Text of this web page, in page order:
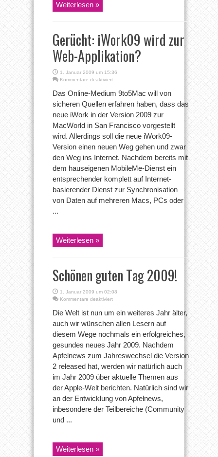
Weiterlesen »
Gerücht: iWork09 wird zur
Web-Applikation?
1. Januar 2009 um 15:36
Kommentare deaktiviertfür
iWork09
wird
zur
Web-
Applikation?
Das Online-Medium 9to5Mac will von
sicheren Quellen erfahren haben, dass das
neue iWork in der Version 2009 zur
MacWorld in San Francisco vorgestellt
wird. Allerdings soll die neue iWork09-
Version einen neuen Weg gehen und zwar
den Weg ins Internet. Nachdem bereits mit
dem hauseigenen MobileMe-Dienst ein
entsprechender komplett auf Internet-
basierender Dienst zur Synchronisation
von Daten auf mehreren Macs, PCs oder
...
Weiterlesen »
Schönen guten Tag 2009!
1. Januar 2009 um 02:08
Kommentare deaktiviertfür
guten
Tag
2009!
Die Welt ist nun um ein weiteres Jahr älter,
auch wir wünschen allen Lesern auf
diesem Wege nochmals ein erfolgreiches,
gesundes neues Jahr 2009. Nachdem
Apfelnews zum Jahreswechsel die Version
2 released hat, werden wir natürlich auch
im Jahr 2009 über aktuelle Themen aus
der Apple-Welt berichten. Natürlich sind wir
an der Entwicklung von Apfelnews,
inbesondere der Teilbereiche (Community
und ...
Weiterlesen »